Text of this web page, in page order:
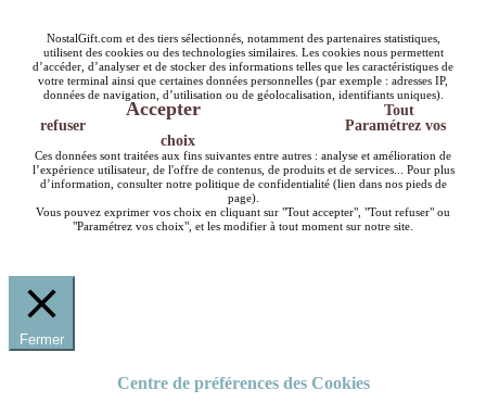
NostalGift.com et des tiers sélectionnés, notamment des partenaires statistiques,
utilisent des cookies ou des technologies similaires. Les cookies nous permettent
d’accéder, d’analyser et de stocker des informations telles que les caractéristiques de
votre terminal ainsi que certaines données personnelles (par exemple : adresses IP,
données de navigation, d’utilisation ou de géolocalisation, identifiants uniques).
Accepter
Tout
refuser
Paramétrez vos
choix
Ces données sont traitées aux fins suivantes entre autres : analyse et amélioration de
l’expérience utilisateur, de l'offre de contenus, de produits et de services... Pour plus
d’information, consulter notre politique de confidentialité (lien dans nos pieds de
page).
Vous pouvez exprimer vos choix en cliquant sur "Tout accepter", "Tout refuser" ou
"Paramétrez vos choix", et les modifier à tout moment sur notre site.
Fermer
Centre de préférences des Cookies